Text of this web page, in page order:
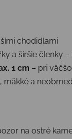
chodidlami
a širšie členky
1 cm – pri
mäkké a
na ostré